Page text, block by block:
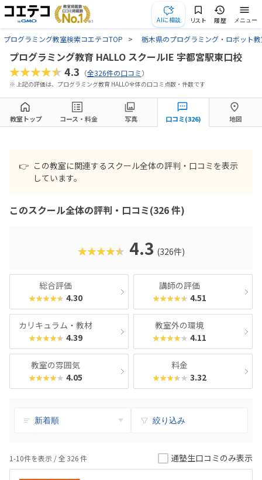
AIに相談 リスト 履歴 メニュー
プログラミング教室検索コエテコTOP 栃木県のプログラミング・ロボット
プログラミング教育 HALLO スクールIE 宇都宮駅東口校
★★★★★4.3 （全326件の口コミ）
※ 上記の評価は、プログラミング教育 HALLO全体の口コミ点数・件数です
教室トップ コース・料金 写真 口コミ(326) 地図
👉 この教室に関連するスクール全体の評判・口コミを表示
しています。
このスクール全体の評判・口コミ(326 件)
★★★★★ 4.3 (326件)
総合評価
★★★★★ 4.30
講師の評価
★★★★★ 4.51
カリキュラム・教材
★★★★★ 4.39
教室外の環境
★★★★★ 4.11
教室の雰囲気
★★★★★ 4.05
料金
★★★★★ 3.32
絞り込み
1-10件を表示 / 全 326件 通塾生口コミのみ表示